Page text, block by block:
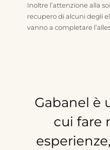
Inoltre l’attenzione alla
recupero di alcuni degli
vanno a completare
Gabanel è
cui fare
esperienze,